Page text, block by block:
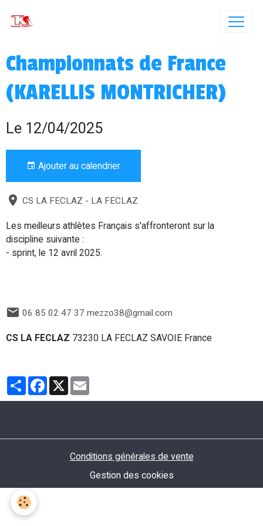
Championnats de France
(KARELLIS MONTRICHER)
Le 12/04/2025
Ajouter au calendrier
CS LA FECLAZ - LA FECLAZ
Les meilleurs athlètes Français s'affronteront sur la
discipline suivante :
- sprint, le 12 avril 2025.
06 85 02 47 37 mezzo38@gmail.com
CS LA FECLAZ 73230 LA FECLAZ SAVOIE France
PartagerFacebook
X
Conditions générales de vente
Gestion des cookies